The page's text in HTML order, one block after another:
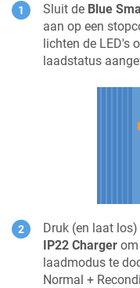
Sluit de Blue
aan op een
lichten de LED's
laadstatus
Druk (en laat
IP22 Charger
laadmodus te
Normal +